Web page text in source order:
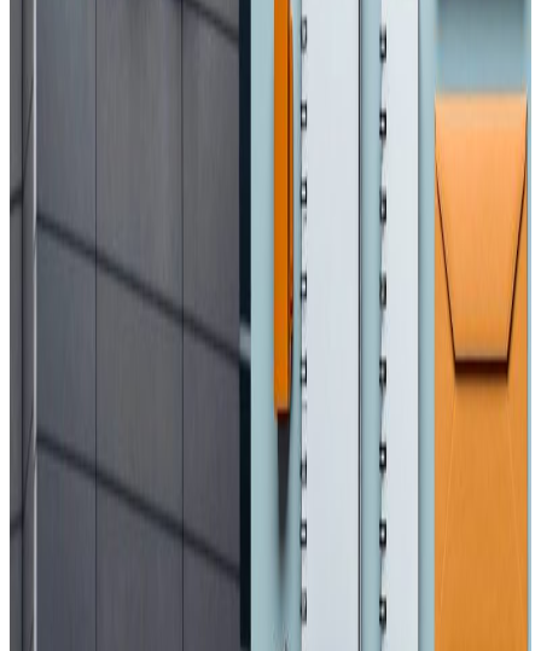
मध्यपूर्वका नेपाली : ११ जना पक्राउ, अरु अवस्था के छ
२०२६ अप्रिल ४
एनआरएनए अभियान : प्रवासी नेपाली श्रमिकलाई
मानसिक स्वास्थ्य परामर्श
आजबाट एसईई सुरु, ५ लाख १२ हजार विद्यार्थी
सहभागी
आज विश्व अटिजम सचेतना दिवस, सचेतनामुलक